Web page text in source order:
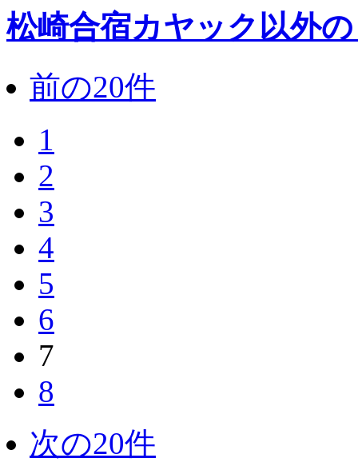
松崎合宿カヤック以外
前の20件
1
2
3
4
5
6
7
8
次の20件